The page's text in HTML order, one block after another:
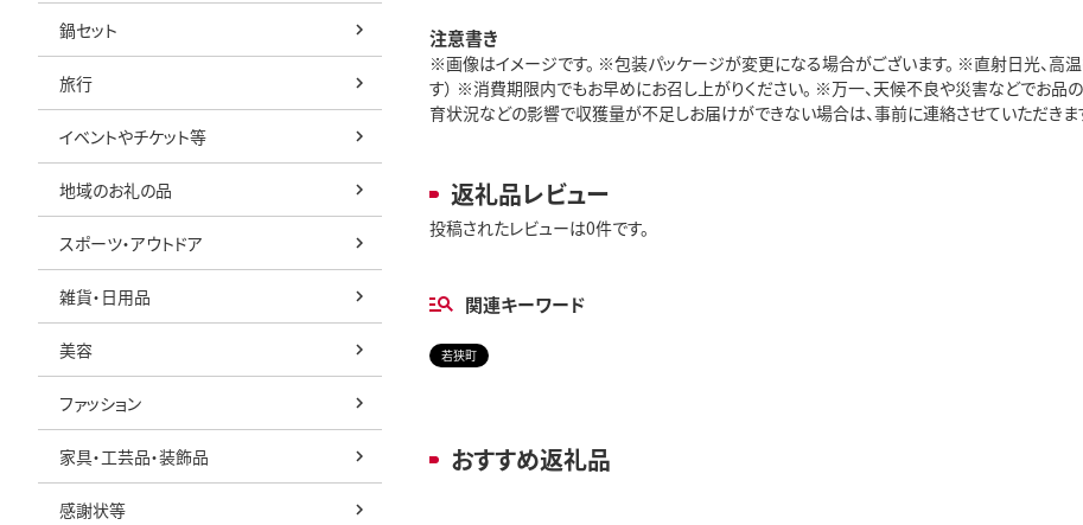
鍋セット
旅行
イベントやチケット等
地域のお礼の品
スポーツ・アウトドア
雑貨・日用品
美容
ファッション
家具・工芸品・装飾品
感謝状等
注意書き
※画像はイメージです。 ※包装パッケージが変更になる場合がございます。 ※直射日光、高
す） ※消費期限内でもお早めにお召し上がりください。 ※万一、天候不良や災害などでお品
育状況などの影響で収獲量が不足しお届けができない場合は、事前に連絡させていただき
返礼品レビュー
投稿されたレビューは0件です。
関連キーワード
若狭町
おすすめ返礼品